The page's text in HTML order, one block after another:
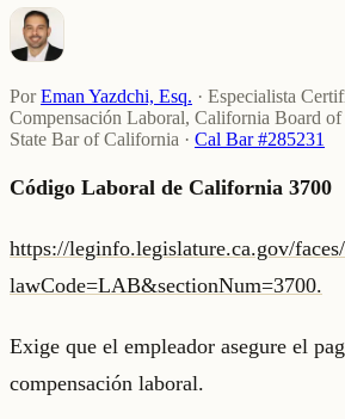
Por Eman Yazdchi, Esq. · Especialista
Compensación Laboral, California Board
State Bar of California · Cal Bar #285231
Código Laboral de California 3700
https://leginfo.legislature.ca.gov/
lawCode=LAB&sectionNum=3700.
Exige que el empleador asegure el
compensación laboral.